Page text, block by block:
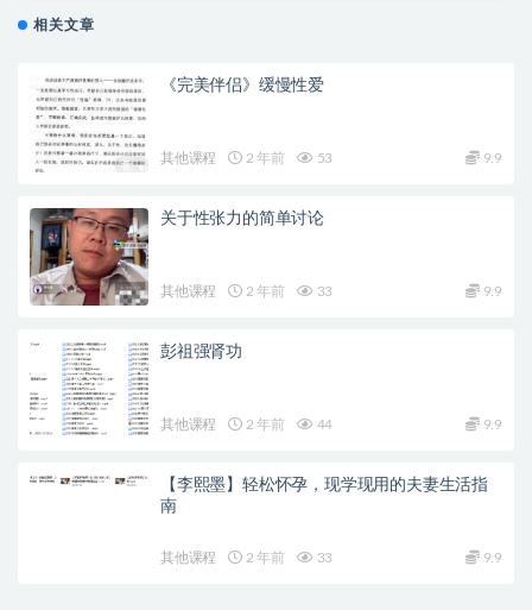
相关文章
《完美伴侣》缓慢性爱
其他课程 2 年前 53 9.9
关于性张力的简单讨论
其他课程 2 年前 33 9.9
彭祖强肾功
其他课程 2 年前 44 9.9
【李熙墨】轻松怀孕，现学现用的夫妻生活指
南
其他课程 2 年前 33 9.9